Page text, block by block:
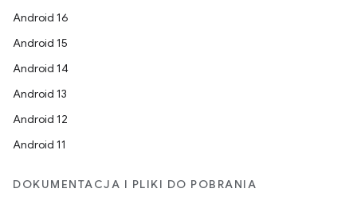
Android 16
Android 15
Android 14
Android 13
Android 12
Android 11
DOKUMENTACJA I PLIKI DO POBRANIA